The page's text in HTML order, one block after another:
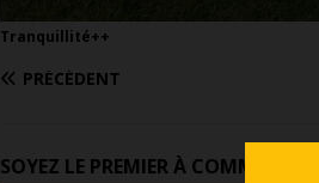
Tranquillité++
PRÉCÉDENT
SOYEZ LE PREMIER À COMMENTER